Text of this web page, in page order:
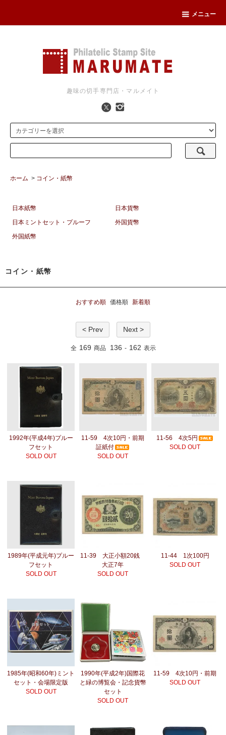
メニュー
趣味の切手専門店・マルメイト
ホーム > コイン・紙幣
日本紙幣
日本貨幣
日本ミントセット・プルーフ
外国貨幣
外国紙幣
コイン・紙幣
おすすめ順 価格順 新着順
< Prev Next >
全 169 商品 136 - 162 表示
1992年(平成4年)プルー
フセット
SOLD OUT
11-59 4次10円・前期
証紙付
SOLD OUT
11-56 4次5円
SOLD OUT
1989年(平成元年)プルー
フセット
SOLD OUT
11-39 大正小額20銭
大正7年
SOLD OUT
11-44 1次100円
SOLD OUT
1985年(昭和60年)ミント
セット・会場限定版
SOLD OUT
1990年(平成2年)国際花
と緑の博覧会・記念貨幣
セット
SOLD OUT
11-59 4次10円・前期
SOLD OUT